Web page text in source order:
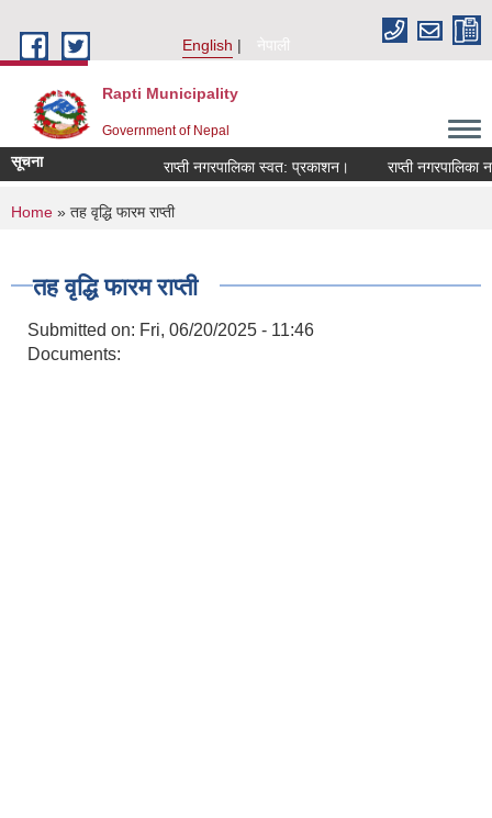
English
नेपाली
Rapti Municipality
Government of Nepal
सूचना राप्ती नगरपालिका स्वत: प्रकाशन। राप्ती नगरपालिका
You are here
Home » तह वृद्धि फारम राप्ती
तह वृद्धि फारम राप्ती
Submitted on: Fri, 06/20/2025 - 11:46
Documents: